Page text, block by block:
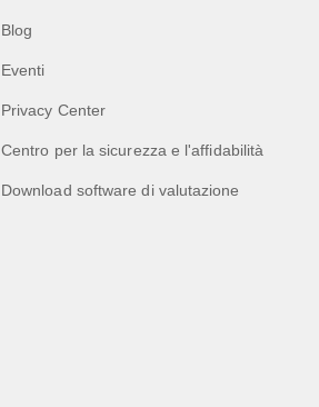
Blog
Eventi
Privacy Center
Centro per la sicurezza e l'affidabilità
Download software di valutazione